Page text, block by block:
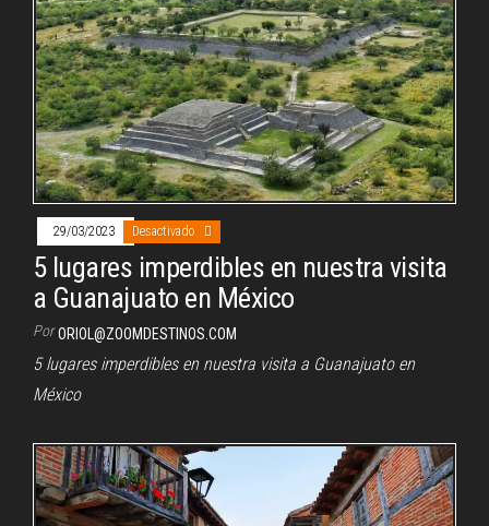
29/03/2023 Desactivado
5 lugares imperdibles en nuestra visita
a Guanajuato en México
Por ORIOL@ZOOMDESTINOS.COM
5 lugares imperdibles en nuestra visita a Guanajuato en
México